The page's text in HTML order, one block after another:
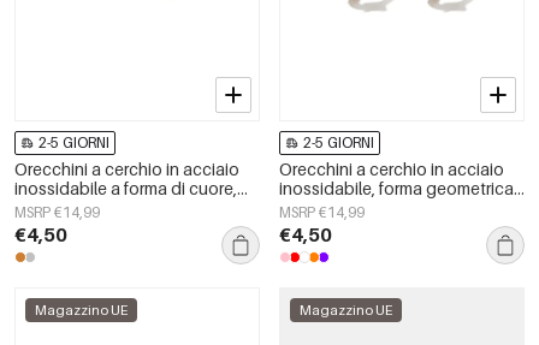
2-5 GIORNI
Orecchini a cerchio in acciaio
inossidabile a forma di cuore,
semplici, della serie Daily
Simple, gioielli da donna.
MSRP €14,99
€4,50
2-5 GIORNI
Orecchini a cerchio in acciaio
inossidabile, forma geometrica,
semplici, serie Daily Simple,
gioielli da donna
MSRP €14,99
€4,50
Magazzino UE Magazzino UE